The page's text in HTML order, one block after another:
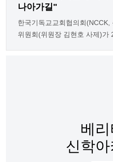
나아가길"
한국기독교교회협의회
위원회(위원장 김현호 사제)가
베
신학